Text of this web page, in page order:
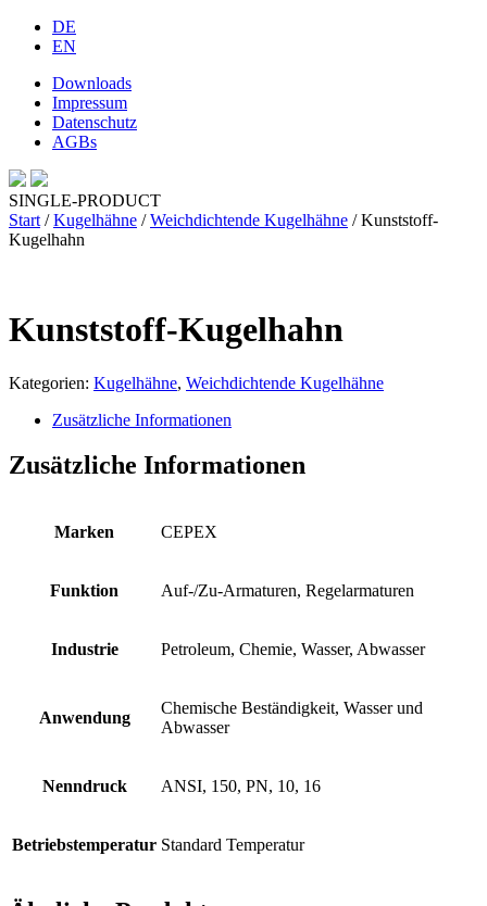
DE
EN
Downloads
Impressum
Datenschutz
AGBs
SINGLE-PRODUCT
Start /Kugelhähne /Weichdichtende Kugelhähne / Kunststoff-
Kugelhahn
Kunststoff-Kugelhahn
Kategorien: Kugelhähne, Weichdichtende Kugelhähne
Zusätzliche Informationen
Zusätzliche Informationen
Marken CEPEX
Funktion Auf-/Zu-Armaturen, Regelarmaturen
Industrie Petroleum, Chemie, Wasser, Abwasser
Anwendung
Chemische Beständigkeit, Wasser und
Abwasser
Nenndruck ANSI, 150, PN, 10, 16
Betriebstemperatur Standard Temperatur